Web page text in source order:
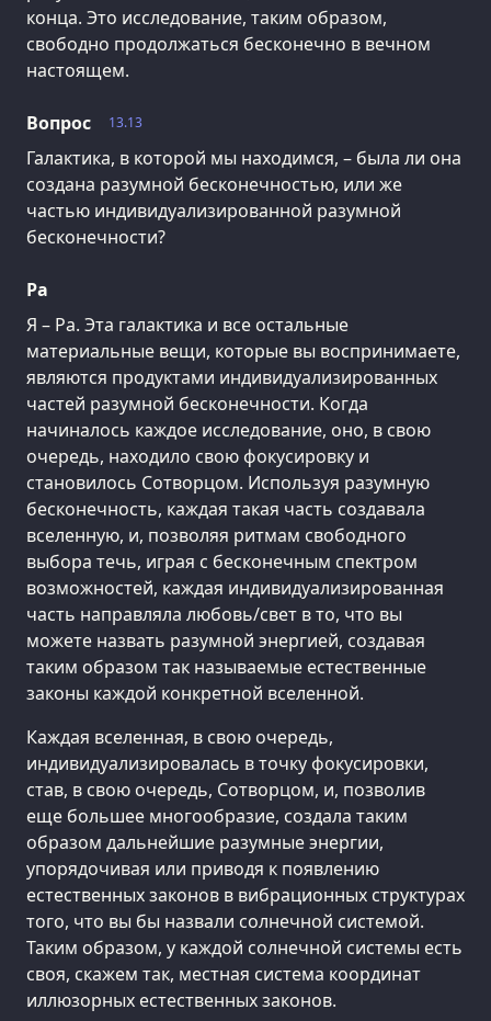
конца. Это исследование, таким образом,
свободно продолжаться бесконечно в вечном
настоящем.
13.13
Вопрос
Галактика, в которой мы находимся, – была ли она
создана разумной бесконечностью, или же
частью индивидуализированной разумной
бесконечности?
Ра
Я – Ра. Эта галактика и все остальные
материальные вещи, которые вы воспринимаете,
являются продуктами индивидуализированных
частей разумной бесконечности. Когда
начиналось каждое исследование, оно, в свою
очередь, находило свою фокусировку и
становилось Сотворцом. Используя разумную
бесконечность, каждая такая часть создавала
вселенную, и, позволяя ритмам свободного
выбора течь, играя с бесконечным спектром
возможностей, каждая индивидуализированная
часть направляла любовь/свет в то, что вы
можете назвать разумной энергией, создавая
таким образом так называемые естественные
законы каждой конкретной вселенной.
Каждая вселенная, в свою очередь,
индивидуализировалась в точку фокусировки,
став, в свою очередь, Сотворцом, и, позволив
еще большее многообразие, создала таким
образом дальнейшие разумные энергии,
упорядочивая или приводя к появлению
естественных законов в вибрационных структурах
того, что вы бы назвали солнечной системой.
Таким образом, у каждой солнечной системы есть
своя, скажем так, местная система координат
иллюзорных естественных законов.